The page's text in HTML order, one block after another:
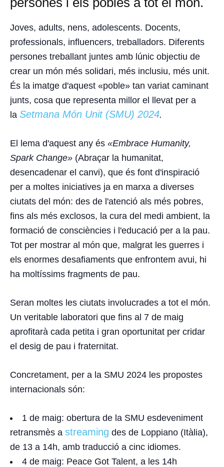
Joves, adults, nens, adolescents. Docents,
professionals, influencers, treballadors. Diferents
persones treballant juntes amb lúnic objectiu de
crear un món més solidari, més inclusiu, més unit.
És la imatge d'aquest «poble» tan variat caminant
junts, cosa que representa millor el llevat per a
la Setmana Món Unit (SMU) 2024.
El lema d'aquest any és «Embrace Humanity,
Spark Change» (Abraçar la humanitat,
desencadenar el canvi), que és font d'inspiració
per a moltes iniciatives ja en marxa a diverses
ciutats del món: des de l'atenció als més pobres,
fins als més exclosos, la cura del medi ambient, la
formació de consciències i l'educació per a la pau.
Tot per mostrar al món que, malgrat les guerres i
els enormes desafiaments que enfrontem avui, hi
ha moltíssims fragments de pau.
Seran moltes les ciutats involucrades a tot el món.
Un veritable laboratori que fins al 7 de maig
aprofitarà cada petita i gran oportunitat per cridar
el desig de pau i fraternitat.
Concretament, per a la SMU 2024 les propostes
internacionals són:
1 de maig: obertura de la SMU esdeveniment
retransmès a streaming des de Loppiano (Itàlia),
de 13 a 14h, amb traducció a cinc idiomes.
4 de maig: Peace Got Talent, a les 14h